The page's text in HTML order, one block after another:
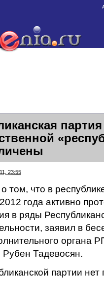
23:55
том, что в
года активно
в ряды
заявил в
органа
Рубен Тадевосян.
партии